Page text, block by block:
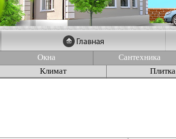
Окна Сантехника
Климат
Плитка